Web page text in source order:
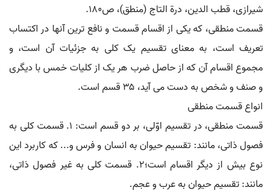
شیرازی، قطب الدین، درة التاج (منطق)، ص۱۸۰.
قسمت منطقی، که یکی از اقسام قسمت و نافع ترین آنها در اکتساب
تعریف است، به معنای تقسیم یک کلی به جزئیات آن است، و
مجموع اقسام آن که از حاصل ضرب هر یک از کلیات خمس با دیگری
و صنف و شخص به دست می آید، ۳۵ قسم است.
انواع قسمت منطقی
قسمت منطقی، در تقسیم اوّلی، بر دو قسم است: ۱. قسمت کلی به
فصول ذاتی، مانند: تقسیم حیوان به انسان و فرس و... که کاربرد این
نوع بیش از دیگر اقسام است؛۲. قسمت کلی به غیر فصول ذاتی،
مانند: تقسیم حیوان به عرب و عجم.